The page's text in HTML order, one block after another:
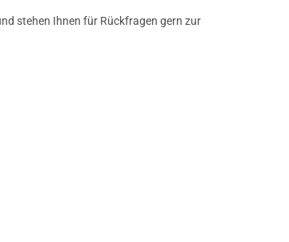
stehen Ihnen für Rückfragen gern zur